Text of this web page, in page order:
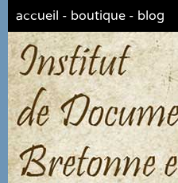
accueil - boutique - blog